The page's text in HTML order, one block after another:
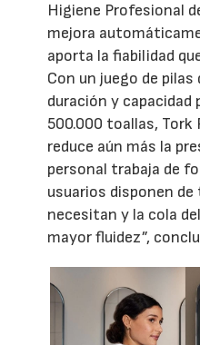
Higiene Profesional
mejora
aporta la fiabilidad
Con un juego de
duración y capacidad
500.000 toallas,
reduce aún más la
personal trabaja de
usuarios disponen
necesitan y la cola
mayor fluidez”,